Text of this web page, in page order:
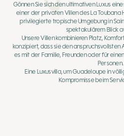
Gönnen Sie sich den ultimativen Luxus
einer der privaten Villen des La
privilegierte tropische Umgebung in
spektakulärem Blick
Unsere Villen kombinieren Platz,
konzipiert, dass sie den
es mit der Familie, Freunden oder für
Personen.
Eine Luxusvilla, um Guadeloupe in
Kompromisse beim